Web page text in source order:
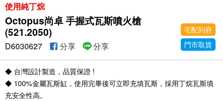
使用純丁烷
Octopus尚卓 手握式瓦斯噴火槍
(521.2050)
宅配到府
門市取貨
D6030627 分享 分享
◆ 台灣設計製造，品質保證 !
◆ 100%金屬瓦斯缸，使用完畢後可立即充填瓦斯，採用丁烷瓦斯填
充安全性高。